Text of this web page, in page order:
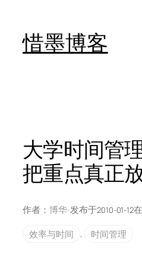
惜墨博客
大学时间管
把重点真正
作者： 博华· 发布于2010-01-12在
效率与时间
, 时间管理